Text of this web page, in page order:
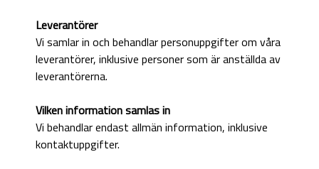
Leverantörer
Vi samlar in och behandlar personuppgifter om våra
leverantörer, inklusive personer som är anställda av
leverantörerna.
Vilken information samlas in
Vi behandlar endast allmän information, inklusive
kontaktuppgifter.